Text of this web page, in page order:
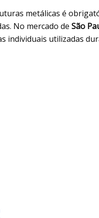
metálicas é
No mercado de São
individuais utilizadas